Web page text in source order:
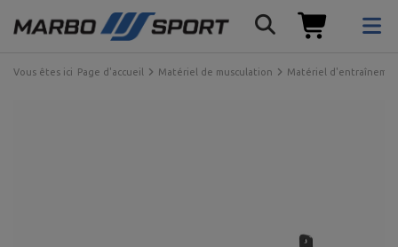
Vous êtes ici Page d'accueil Matériel de musculation Matériel